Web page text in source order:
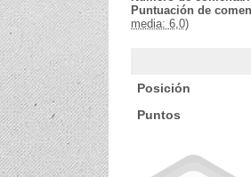
Puntuación de
media: 6,0)
Posición
Puntos